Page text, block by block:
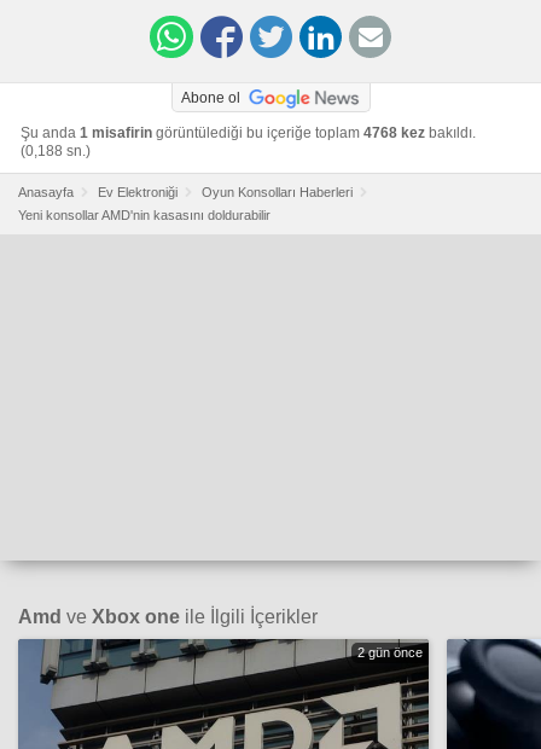
Abone ol
Şu anda 1 misafirin görüntülediği bu içeriğe toplam 4768 kez bakıldı.
(0,188 sn.)
Anasayfa Ev Elektroniği
Oyun Konsolları Haberleri
Yeni konsollar AMD'nin kasasını doldurabilir
Amd ve Xbox one ile İlgili İçerikler
2 gün önce